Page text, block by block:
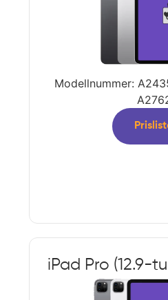
Modellnummer:
iPad Pro (12.9-